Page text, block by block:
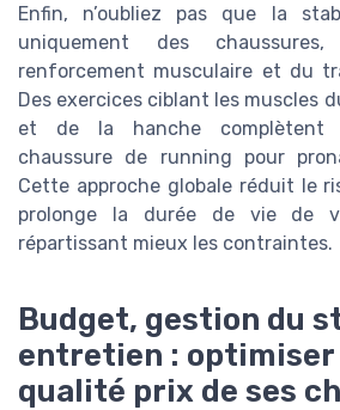
Enfin, n’oubliez pas que la
uniquement des
renforcement musculaire et du
Des exercices ciblant les muscles
et de la hanche complètent
chaussure de running pour
Cette approche globale réduit le
prolonge la durée de vie de
répartissant mieux les contraintes.
Budget, gestion du
entretien :
qualité prix de ses